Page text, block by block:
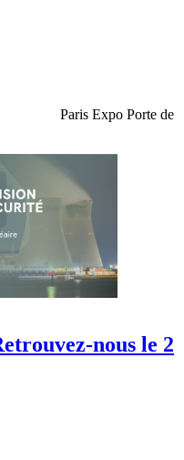
Paris Expo Porte de
nous le 2